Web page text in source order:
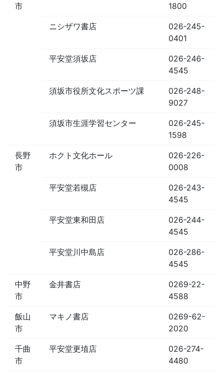
市
1800
ニシザワ書店
026-245-
0401
平安堂須坂店
026-246-
4545
須坂市役所文化スポーツ課
026-248-
9027
須坂市生涯学習センター
026-245-
1598
長野
市
ホクト文化ホール
026-226-
0008
平安堂若槻店
026-243-
4545
平安堂東和田店
026-244-
4545
平安堂川中島店
026-286-
4545
中野
市
金井書店
0269-22-
4588
飯山
市
マキノ書店
0269-62-
2020
千曲
市
平安堂更埴店
026-274-
4480